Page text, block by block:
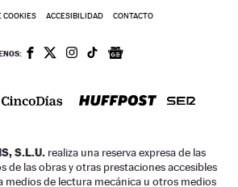
COOKIES ACCESIBILIDAD CONTACTO
S.L.U. realiza una reserva expresa de las
de las obras y otras prestaciones accesibles
medios de lectura mecánica u otros medios